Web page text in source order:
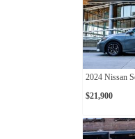
2024 Nissan
$21,900